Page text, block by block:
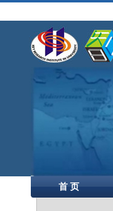
首 页